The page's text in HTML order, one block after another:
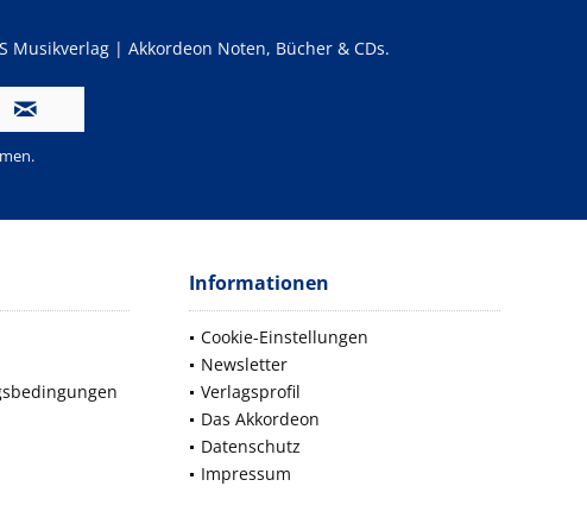
Musikverlag | Akkordeon Noten, Bücher & CDs.
Informationen
Cookie-Einstellungen
Newsletter
Verlagsprofil
Das Akkordeon
Datenschutz
Impressum